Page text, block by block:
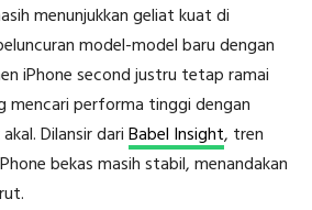
menunjukkan geliat kuat di
model-model baru dengan
iPhone second justru tetap ramai
mencari performa tinggi dengan
Dilansir dariBabel Insight, tren
bekas masih stabil, menandakan